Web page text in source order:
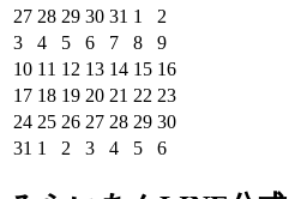
曜
日
曜
日
曜
日
曜
日
曜
日
曜
日
272026
年
7
月
27
日
282026
年
7
月
28
日
292026
年
7
月
29
日
302026
年
7
月
30
日
31 2026
年
7
月
31
日
1
2026
年
8
月
1
日
2
年
8
月
2
日
32026
年
8
月
3
日
42026
年
8
月
4
日
52026
年
8
月
5
日
62026
年
8
月
6
日
72026
年
8
月
7
日
82026
年
8
月
8
日
92026
年
8
月
9
日
102026
年
8
月
10
11 2026
年
8
月
11
12 2026
年
8
月
12
132026
年
8
月
13
142026
年
8
月
14
152026
年
8
月
15
162026
8
172026
年
8
182026
年
8
192026
年
8
202026
年
21 2026
年
8
22 2026
年
8
232026
年
242026
年
月
252026
年
262026
年
272026
年
月
282026
年
月
292026
年
302026
31 2026
1
2026
9
2 2026
9
32026
42026
9
52026
9
62026
9